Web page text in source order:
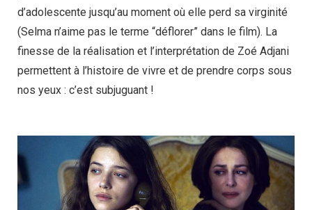
d’adolescente jusqu’au moment où elle perd sa virginité
(Selma n’aime pas le terme “déflorer” dans le film). La
finesse de la réalisation et l’interprétation de Zoé Adjani
permettent à l’histoire de vivre et de prendre corps sous
nos yeux : c’est subjuguant !